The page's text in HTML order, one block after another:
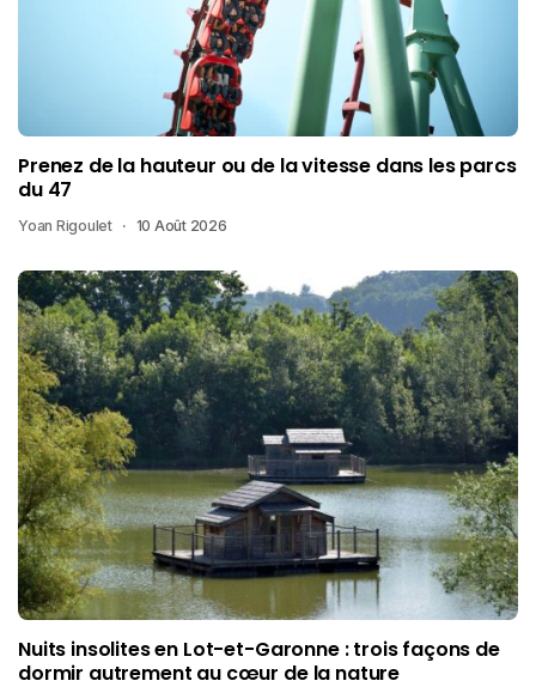
Prenez de la hauteur ou de la vitesse dans les parcs
du 47
Yoan Rigoulet 10 Août 2026
Nuits insolites en Lot-et-Garonne : trois façons de
dormir autrement au cœur de la nature